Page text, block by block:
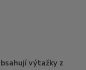
výtažky z